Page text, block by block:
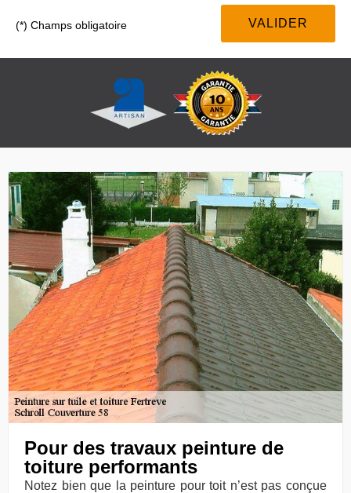
(*) Champs obligatoire
Pour des travaux peinture de
toiture performants
Notez bien que la peinture pour toit n’est pas conçue